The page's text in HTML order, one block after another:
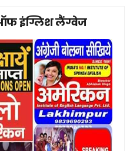
इंग्लिश लैंग्वेज